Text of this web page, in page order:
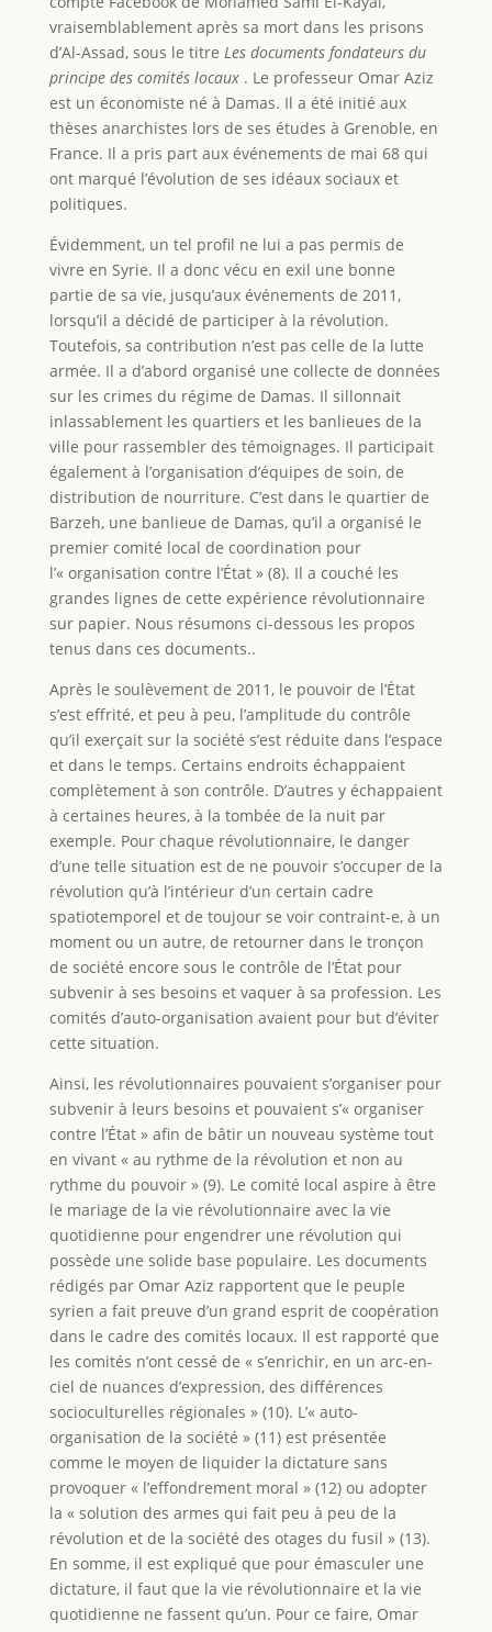
vraisemblablement après sa mort dans les prisons
d’Al-Assad, sous le titre Les documents fondateurs du
principe des comités locaux . Le professeur Omar Aziz
est un économiste né à Damas. Il a été initié aux
thèses anarchistes lors de ses études à Grenoble, en
France. Il a pris part aux événements de mai 68 qui
ont marqué l’évolution de ses idéaux sociaux et
politiques.
Évidemment, un tel profil ne lui a pas permis de
vivre en Syrie. Il a donc vécu en exil une bonne
partie de sa vie, jusqu’aux événements de 2011,
lorsqu’il a décidé de participer à la révolution.
Toutefois, sa contribution n’est pas celle de la lutte
armée. Il a d’abord organisé une collecte de données
sur les crimes du régime de Damas. Il sillonnait
inlassablement les quartiers et les banlieues de la
ville pour rassembler des témoignages. Il participait
également à l’organisation d’équipes de soin, de
distribution de nourriture. C’est dans le quartier de
Barzeh, une banlieue de Damas, qu’il a organisé le
premier comité local de coordination pour
l’« organisation contre l’État » (8). Il a couché les
grandes lignes de cette expérience révolutionnaire
sur papier. Nous résumons ci-dessous les propos
tenus dans ces documents..
Après le soulèvement de 2011, le pouvoir de l’État
s’est effrité, et peu à peu, l’amplitude du contrôle
qu’il exerçait sur la société s’est réduite dans l’espace
et dans le temps. Certains endroits échappaient
complètement à son contrôle. D’autres y échappaient
à certaines heures, à la tombée de la nuit par
exemple. Pour chaque révolutionnaire, le danger
d’une telle situation est de ne pouvoir s’occuper de la
révolution qu’à l’intérieur d’un certain cadre
spatiotemporel et de toujour se voir contraint-e, à un
moment ou un autre, de retourner dans le tronçon
de société encore sous le contrôle de l’État pour
subvenir à ses besoins et vaquer à sa profession. Les
comités d’auto-organisation avaient pour but d’éviter
cette situation.
Ainsi, les révolutionnaires pouvaient s’organiser pour
subvenir à leurs besoins et pouvaient s’« organiser
contre l’État » afin de bâtir un nouveau système tout
en vivant « au rythme de la révolution et non au
rythme du pouvoir » (9). Le comité local aspire à être
le mariage de la vie révolutionnaire avec la vie
quotidienne pour engendrer une révolution qui
possède une solide base populaire. Les documents
rédigés par Omar Aziz rapportent que le peuple
syrien a fait preuve d’un grand esprit de coopération
dans le cadre des comités locaux. Il est rapporté que
les comités n’ont cessé de « s’enrichir, en un arc-en-
ciel de nuances d’expression, des différences
socioculturelles régionales » (10). L’« auto-
organisation de la société » (11) est présentée
comme le moyen de liquider la dictature sans
provoquer « l’effondrement moral » (12) ou adopter
la « solution des armes qui fait peu à peu de la
révolution et de la société des otages du fusil » (13).
En somme, il est expliqué que pour émasculer une
dictature, il faut que la vie révolutionnaire et la vie
quotidienne ne fassent qu’un. Pour ce faire, Omar